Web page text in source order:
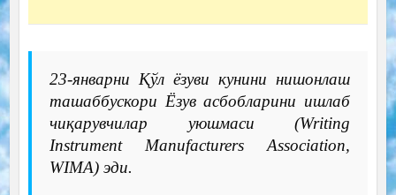
23-январни Қўл ёзуви кунини нишонлаш
ташаббускори Ёзув асбобларини ишлаб
чиқарувчилар уюшмаси (Writing
Instrument Manufacturers Association,
WIMA) эди.